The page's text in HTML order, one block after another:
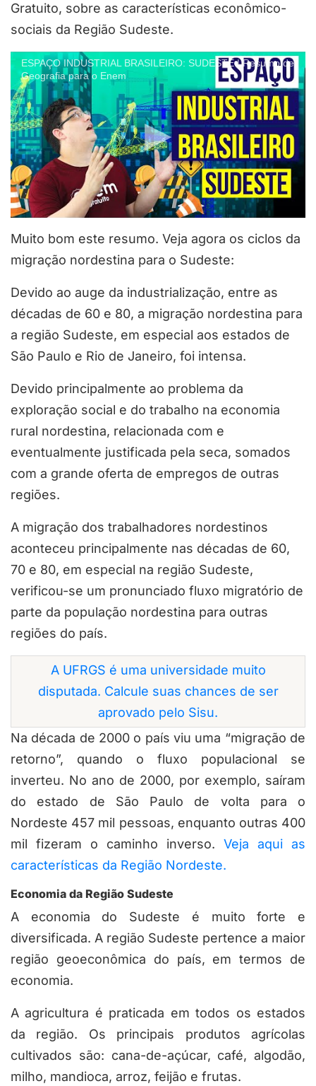
Gratuito, sobre as características econômico-
sociais da Região Sudeste.
ESPAÇO INDUSTRIAL BRASILEIRO: SUDESTE | Resumo de
Geografia para o Enem
Muito bom este resumo. Veja agora os ciclos da
migração nordestina para o Sudeste:
Devido ao auge da industrialização, entre as
décadas de 60 e 80, a migração nordestina para
a região Sudeste, em especial aos estados de
São Paulo e Rio de Janeiro, foi intensa.
Devido principalmente ao problema da
exploração social e do trabalho na economia
rural nordestina, relacionada com e
eventualmente justificada pela seca, somados
com a grande oferta de empregos de outras
regiões.
A migração dos trabalhadores nordestinos
aconteceu principalmente nas décadas de 60,
70 e 80, em especial na região Sudeste,
verificou-se um pronunciado fluxo migratório de
parte da população nordestina para outras
regiões do país.
A UFRGS é uma universidade muito
disputada. Calcule suas chances de ser
aprovado pelo Sisu.
Na década de 2000 o país viu uma “migração de
retorno”, quando o fluxo populacional se
inverteu. No ano de 2000, por exemplo, saíram
do estado de São Paulo de volta para o
Nordeste 457 mil pessoas, enquanto outras 400
mil fizeram o caminho inverso. Veja aqui as
características da Região Nordeste.
Economia da Região Sudeste
A economia do Sudeste é muito forte e
diversificada. A região Sudeste pertence a maior
região geoeconômica do país, em termos de
economia.
A agricultura é praticada em todos os estados
da região. Os principais produtos agrícolas
cultivados são: cana-de-açúcar, café, algodão,
milho, mandioca, arroz, feijão e frutas.